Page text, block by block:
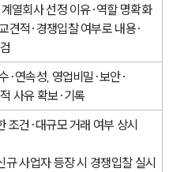
열회사 선정 이유·역할 명확화
견적·경쟁입찰 여부로 내용·
·연속성, 영업비밀·보안·
사유 확보·기록
조건·대규모 거래 여부 상시
규 사업자 등장 시 경쟁입찰 실시